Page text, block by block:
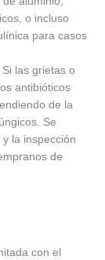
o incluso
para casos
Si las grietas o
antibióticos
de la
Se
la inspección
de
con el